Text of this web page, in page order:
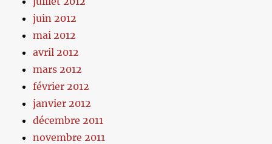
juin 2012
mai 2012
avril 2012
mars 2012
février 2012
janvier 2012
décembre 2011
novembre 2011